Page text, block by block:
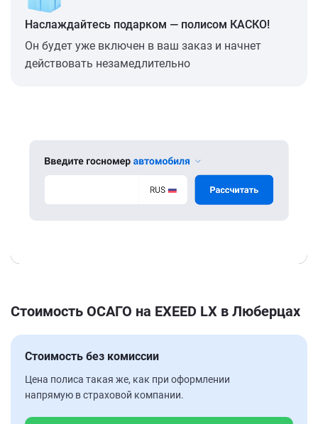
Наслаждайтесь подарком — полисом КАСКО!
Он будет уже включен в ваш заказ и начнет
действовать незамедлительно
Стоимость ОСАГО на EXEED LX в Люберцах
Стоимость без комиссии
Цена полиса такая же, как при оформлении
напрямую в страховой компании.